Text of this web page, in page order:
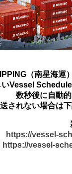
（南星海運
いVessel
数秒後に自動
されない場合は
https://vessel-
https://vessel-